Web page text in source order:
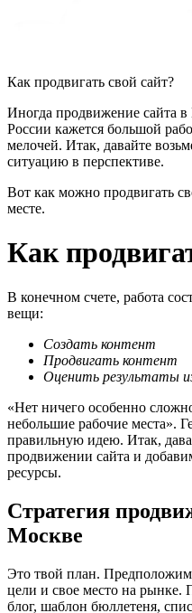
Как продвигать свой сайт?
Иногда продвижение сайта
России кажется большой
мелочей. Итак, давайте
ситуацию в перспективе.
Вот как можно продвигать
месте.
Как
В конечном счете, работа
вещи:
Создать контент
Продвигать контент
Оценить результаты
«Нет ничего особенно
небольшие рабочие места».
правильную идею. Итак,
продвижении сайта и
ресурсы.
Стратегия
Москве
Это твой план.
цели и свое место на рынке.
блог, шаблон бюллетеня,